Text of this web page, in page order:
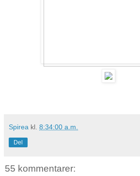
Spirea kl. 8:34:00 a.m.
Del
55 kommentarer: